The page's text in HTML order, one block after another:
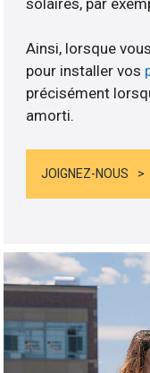
Ainsi, lorsque
pour installer vos
précisément
amorti.
JOIGNEZ-NOUS